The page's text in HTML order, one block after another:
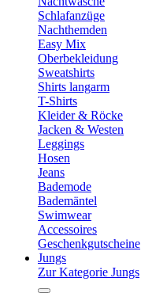
Schlafanzüge
Nachthemden
Easy Mix
Oberbekleidung
Sweatshirts
Shirts langarm
T-Shirts
Kleider & Röcke
Jacken & Westen
Leggings
Hosen
Jeans
Bademode
Bademäntel
Swimwear
Accessoires
Geschenkgutscheine
Jungs
Zur Kategorie Jungs